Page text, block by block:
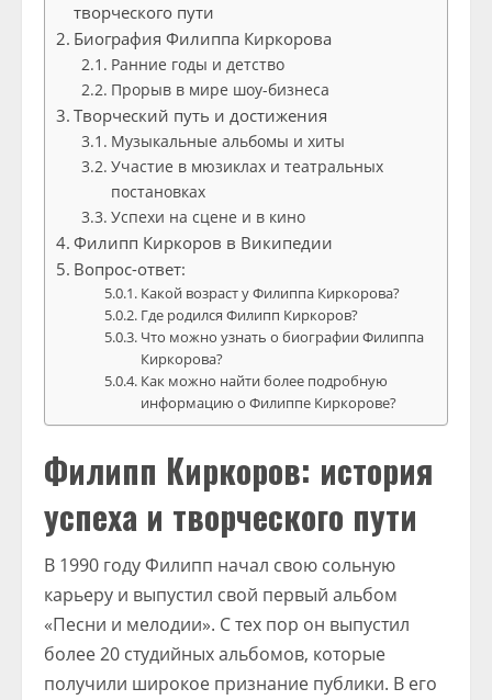
творческого пути
Биография Филиппа Киркорова
Ранние годы и детство
Прорыв в мире шоу-бизнеса
Творческий путь и достижения
Музыкальные альбомы и хиты
Участие в мюзиклах и театральных
постановках
Успехи на сцене и в кино
Филипп Киркоров в Википедии
Вопрос-ответ:
Какой возраст у Филиппа Киркорова?
Где родился Филипп Киркоров?
Что можно узнать о биографии Филиппа
Киркорова?
Как можно найти более подробную
информацию о Филиппе Киркорове?
Филипп Киркоров: история
успеха и творческого пути
В 1990 году Филипп начал свою сольную
карьеру и выпустил свой первый альбом
«Песни и мелодии». С тех пор он выпустил
более 20 студийных альбомов, которые
получили широкое признание публики. В его